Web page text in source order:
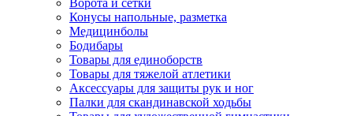
Ворота и сетки
Конусы напольные, разметка
Медицинболы
Бодибары
Товары для единоборств
Товары для тяжелой атлетики
Аксессуары для защиты рук и ног
Палки для скандинавской ходьбы